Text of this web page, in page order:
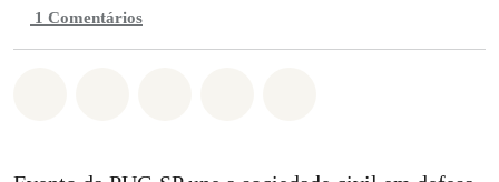
1 Comentários